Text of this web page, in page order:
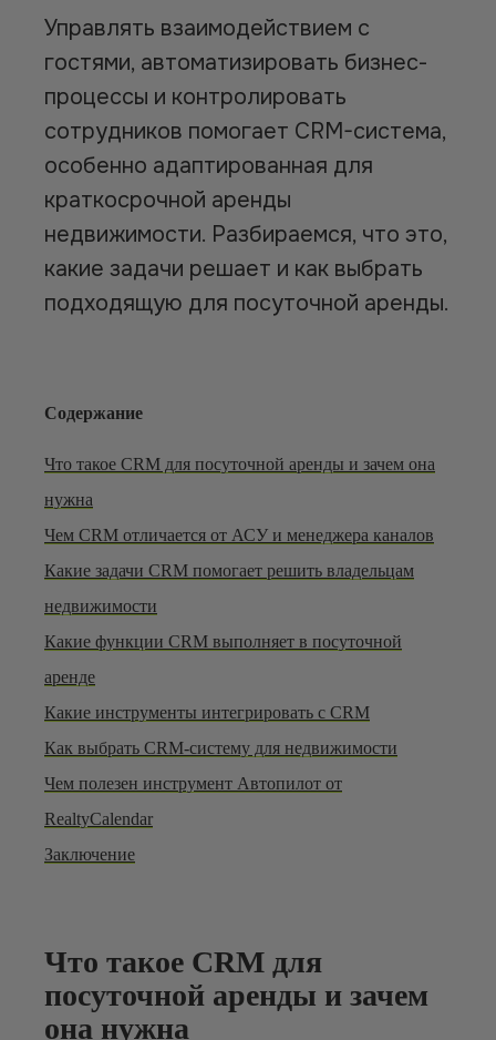
Управлять взаимодействием с
гостями, автоматизировать бизнес-
процессы и контролировать
сотрудников помогает CRM-система,
особенно адаптированная для
краткосрочной аренды
недвижимости. Разбираемся, что это,
какие задачи решает и как выбрать
подходящую для посуточной аренды.
Содержание
Что такое CRM для посуточной аренды и зачем она
нужна
Чем CRM отличается от АСУ и менеджера каналов
Какие задачи CRM помогает решить владельцам
недвижимости
Какие функции CRM выполняет в посуточной
аренде
Какие инструменты интегрировать с CRM
Как выбрать CRM-систему для недвижимости
Чем полезен инструмент Автопилот от
RealtyCalendar
Заключение
Что такое CRM для
посуточной аренды и зачем
она нужна